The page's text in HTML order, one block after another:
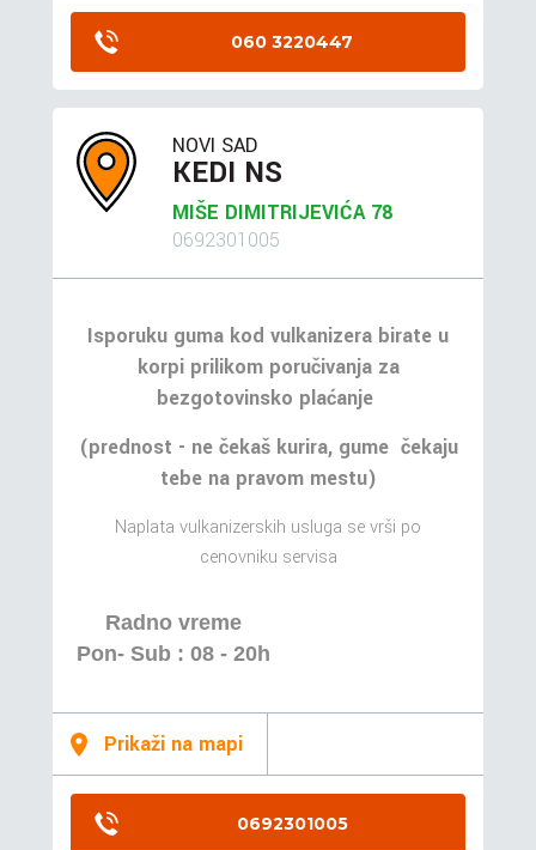
060 3220447
NOVI SAD
KEDI NS
MIŠE DIMITRIJEVIĆA 78
0692301005
Isporuku guma kod vulkanizera birate u
korpi prilikom poručivanja za
bezgotovinsko plaćanje
(prednost - ne čekaš kurira, gume čekaju
tebe na pravom mestu)
Naplata vulkanizerskih usluga se vrši po
cenovniku servisa
Radno vreme
Pon- Sub : 08 - 20h
Prikaži na mapi
0692301005